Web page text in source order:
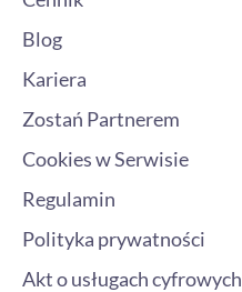
Blog
Kariera
Zostań Partnerem
Cookies w Serwisie
Regulamin
Polityka prywatności
Akt o usługach cyfrowych